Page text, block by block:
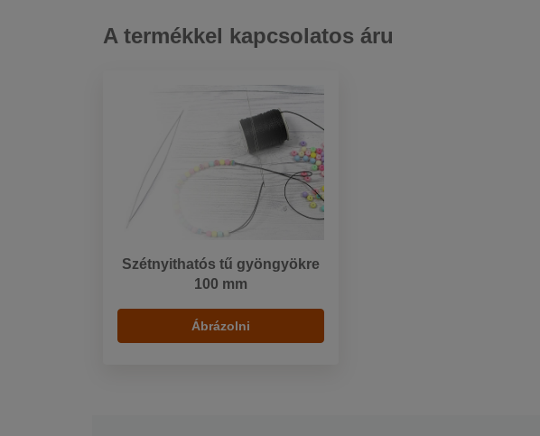
A termékkel kapcsolatos áru
Szétnyithatós tű gyöngyökre
100 mm
Ábrázolni